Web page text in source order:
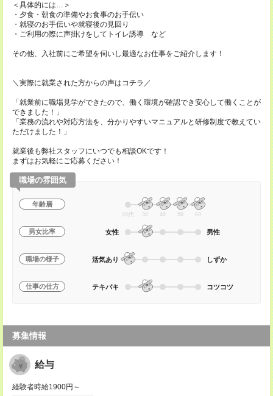
＜具体的には…＞
・夕食・朝食の準備やお食事のお手伝い
・就寝のお手伝いや就寝後の見回り
・ご利用の際に声掛けをしてトイレ誘導 など
その他、入社前にご希望を伺いし最適なお仕事をご紹介します！
＼実際に就業された方からの声はコチラ／
「就業前に職場見学ができたので、働く環境が確認でき安心して働くことが
できました！」
「業務の流れや対応方法を、分かりやすいマニュアルと研修制度で教えてい
ただけました！」
就業後も弊社スタッフにいつでも相談OKです！
まずはお気軽にご応募ください！
職場の雰囲気
年齢層
20代 30 40 50 60
男女比率 女性 男性
職場の様子 活気あり しずか
仕事の仕方 テキパキ コツコツ
募集情報
給与
経験者時給1900円～